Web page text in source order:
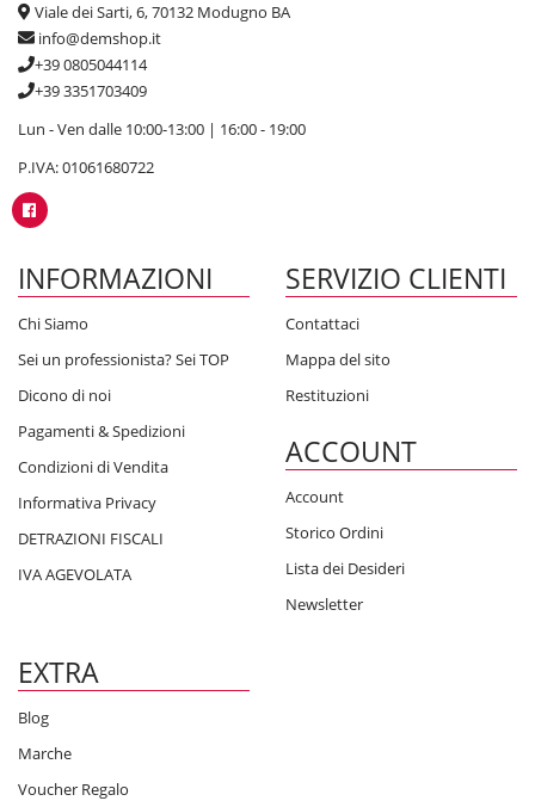
Viale dei Sarti, 6, 70132 Modugno BA
info@demshop.it
+39 0805044114
+39 3351703409
Lun - Ven dalle 10:00-13:00 | 16:00 - 19:00
P.IVA: 01061680722
INFORMAZIONI
Chi Siamo
Sei un professionista? Sei TOP
Dicono di noi
Pagamenti & Spedizioni
Condizioni di Vendita
Informativa Privacy
DETRAZIONI FISCALI
IVA AGEVOLATA
SERVIZIO CLIENTI
Contattaci
Mappa del sito
Restituzioni
ACCOUNT
Account
Storico Ordini
Lista dei Desideri
Newsletter
EXTRA
Blog
Marche
Voucher Regalo